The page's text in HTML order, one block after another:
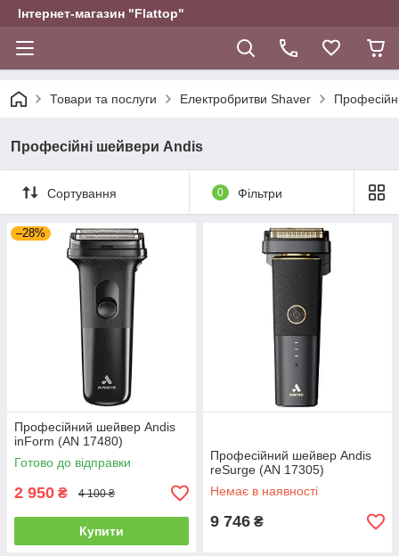
Інтернет-магазин "Flattop"
Товари та послуги Електробритви Shaver
Професійні шейвери Andis
Сортування 0 Фільтри
–28%
Професійний шейвер Andis
inForm (AN 17480)
Готово до відправки
2 950 ₴ 4 100 ₴
Купити
Професійний шейвер Andis
reSurge (AN 17305)
Немає в наявності
9 746 ₴